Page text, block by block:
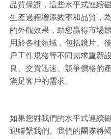
品質保證，這些水平式連續
生產過程增添效率和品質，
的外觀效果，助您贏得市場
用於各種領域，包括鏡片、
戶工件規格等不同需求重新
良、交貨迅速、競爭價格的
滿足客戶的需求。
如果您對我們的水平式連續
迎聯繫我們。我們的團隊將